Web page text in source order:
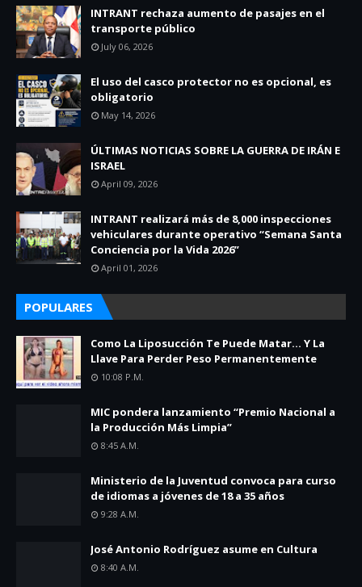
INTRANT rechaza aumento de pasajes en el
transporte público
July 06, 2026
El uso del casco protector no es opcional, es
obligatorio
May 14, 2026
ÚLTIMAS NOTICIAS SOBRE LA GUERRA DE IRÁN E
ISRAEL
April 09, 2026
INTRANT realizará más de 8,000 inspecciones
vehiculares durante operativo “Semana Santa
Conciencia por la Vida 2026”
April 01, 2026
POPULARES
Como La Liposucción Te Puede Matar… Y La
Llave Para Perder Peso Permanentemente
10:08 P.m.
MIC pondera lanzamiento “Premio Nacional a
la Producción Más Limpia”
8:45 A.m.
Ministerio de la Juventud convoca para curso
de idiomas a jóvenes de 18 a 35 años
9:28 A.m.
José Antonio Rodríguez asume en Cultura
8:40 A.m.